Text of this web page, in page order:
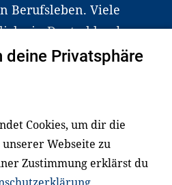
Berufsleben. Viele
in Deutschland
dabei.
Erzieher*innen,
arbeiten wir eng
Unternehmen
deine Privatsphäre
Cookies, um dir die
Webseite zu
Zustimmung erklärst du